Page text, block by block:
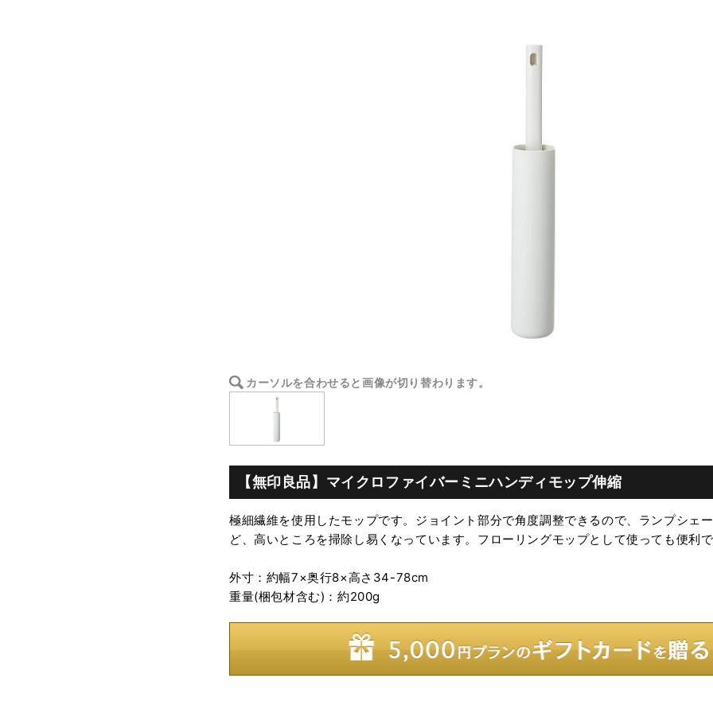
カーソルを合わせると画像が切り替わります。
【無印良品】マイクロファイバーミニハンディモップ伸縮
極細繊維を使用したモップです。ジョイント部分で角度調整できるので、ランプシェ
ど、高いところを掃除し易くなっています。フローリングモップとして使っても便利で
外寸：約幅7×奥行8×高さ34-78cm
重量(梱包材含む)：約200g